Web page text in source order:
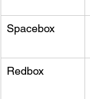
Spacebox
Redbox